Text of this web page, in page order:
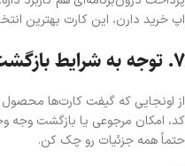
اپ خرید دارن، این کارت بهترین
۷. توجه به شرایط بازگشت وجه
از اونجایی که گیفت کارت‌ها
کد، امکان مرجوعی یا بازگشت وجه
حتماً همه جزئیات رو چک کن.